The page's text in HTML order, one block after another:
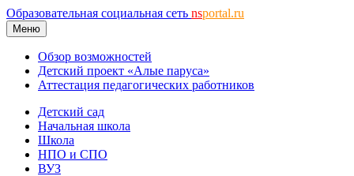
Образовательная социальная сеть nsportal.ru
Меню
Обзор возможностей
Детский проект «Алые паруса»
Аттестация педагогических работников
Детский сад
Начальная школа
Школа
НПО и СПО
ВУЗ